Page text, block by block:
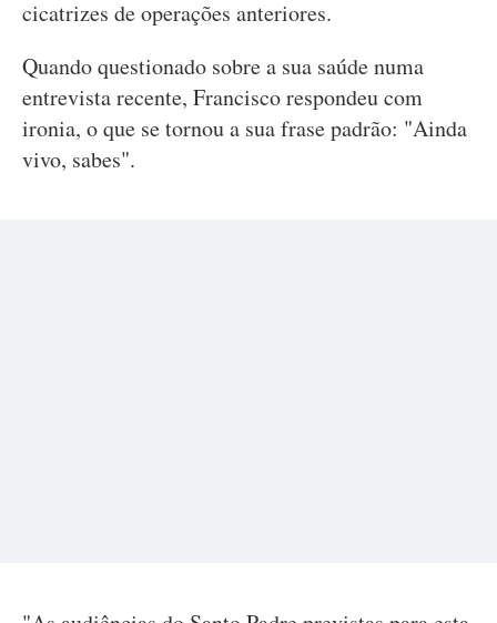
cicatrizes de operações anteriores.
Quando questionado sobre a sua saúde numa
entrevista recente, Francisco respondeu com
ironia, o que se tornou a sua frase padrão: "Ainda
vivo, sabes".